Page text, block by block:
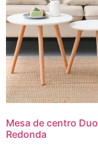
Mesa de centro Duo
Redonda